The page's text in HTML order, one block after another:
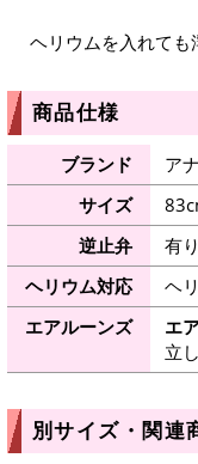
ヘリウムを入れても
商品仕様
ブランド
ア
サイズ
逆止弁
有
ヘリウム対応
ヘ
エアルーンズ
エ
立
別サイズ・関連